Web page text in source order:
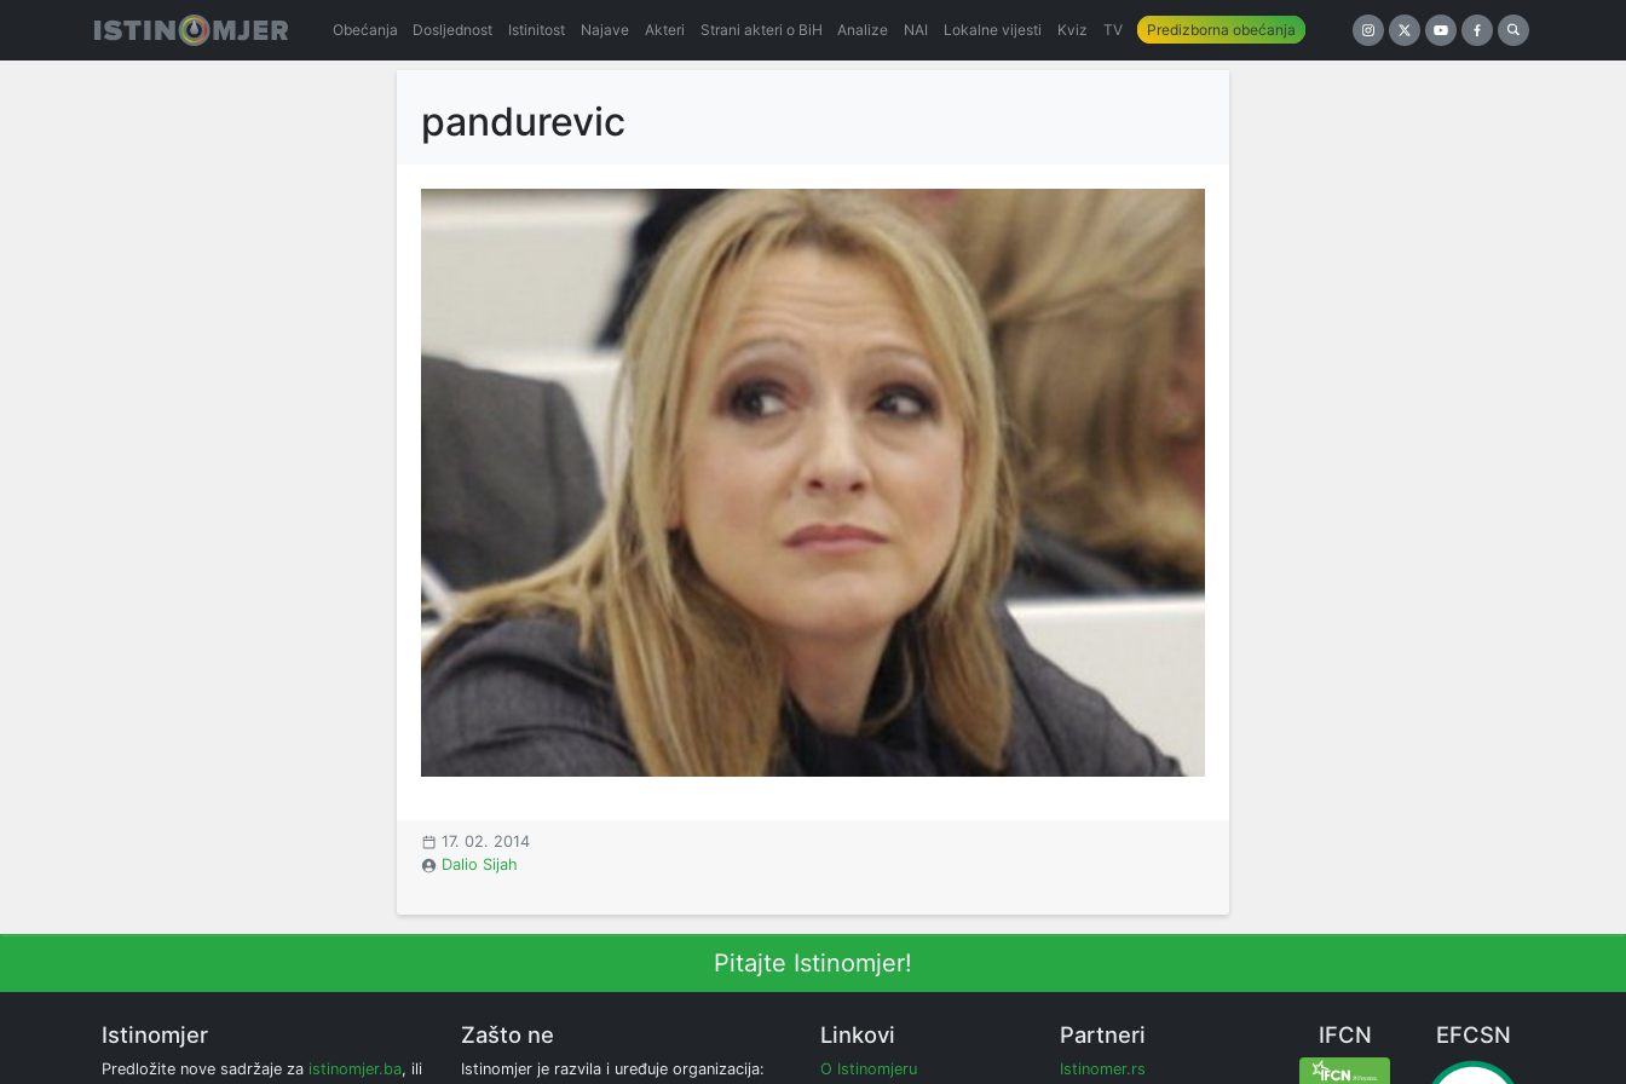
Obećanja Dosljednost Istinitost Najave Akteri Strani akteri o BiH Analize NAI Lokalne vijesti Kviz TV Predizborna obećanja
pandurevic
17. 02. 2014
Dalio Sijah
Pitajte Istinomjer!
Istinomjer
Predložite nove sadržaje za istinomjer.ba, ili
Zašto ne
Istinomjer je razvila i uređuje organizacija:
Linkovi
O Istinomjeru
Partneri
Istinomer.rs
IFCN EFCSN